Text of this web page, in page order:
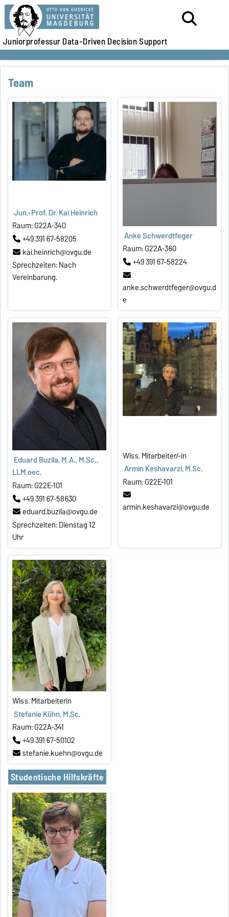
Juniorprofessur Data-Driven Decision Support
Team
Jun.-Prof. Dr. Kai Heinrich
Raum: G22A-340
+49 391 67-58205
kai.heinrich@ovgu.de
Sprechzeiten: Nach
Vereinbarung.
Anke Schwerdtfeger
Raum: G22A-360
+49 391 67-58224
anke.schwerdtfeger@ovgu.d
e
Eduard Buzila, M.A., M.Sc.,
LLM.oec.
Raum: G22E-101
+49 391 67-58630
eduard.buzila@ovgu.de
Sprechzeiten: Dienstag 12
Uhr
Wiss. Mitarbeiter/-in
Armin Keshavarzi, M.Sc.
Raum: G22E-101
armin.keshavarzi@ovgu.de
Wiss. Mitarbeiterin
Stefanie Kühn, M.Sc.
Raum: G22A-341
+49 391 67-50102
stefanie.kuehn@ovgu.de
Studentische Hilfskräfte